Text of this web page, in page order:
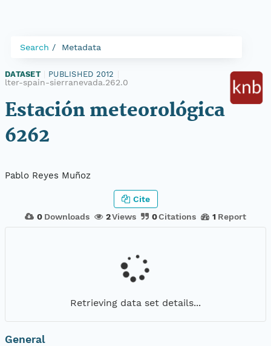
Search Metadata
DATASET PUBLISHED 2012
lter-spain-sierranevada.262.0
Estación meteorológica
6262
Pablo Reyes Muñoz
0 Downloads 2Views 0Citations 1 Report
Cite
Retrieving data set details...
General